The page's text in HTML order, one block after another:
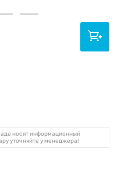
носят информационный
уточняйте у менеджера!